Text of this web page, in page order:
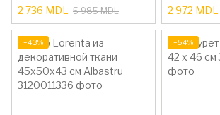
см
2 736 MDL 5 985 MDL
2 972 MDL
−43% −54%